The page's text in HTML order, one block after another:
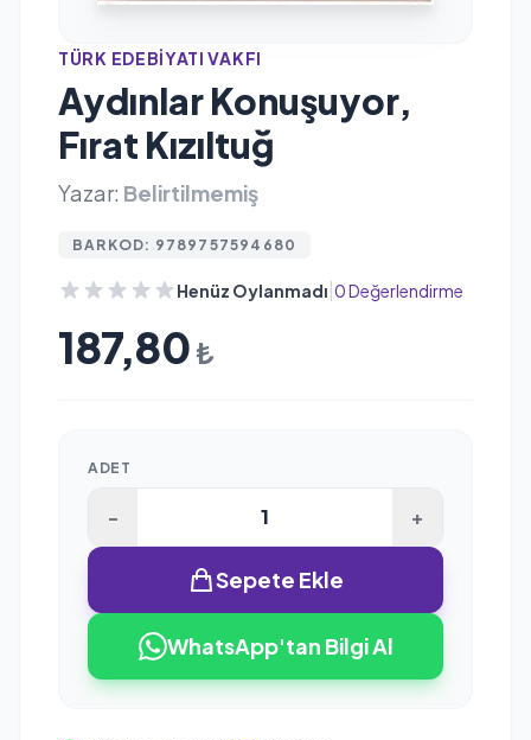
TÜRK EDEBIYATI VAKFI
Aydınlar Konuşuyor,
Fırat Kızıltuğ
Yazar: Belirtilmemiş
BARKOD: 9789757594680
Henüz Oylanmadı|0 Değerlendirme
187,80 ₺
ADET
- +
Sepete Ekle
WhatsApp'tan Bilgi Al